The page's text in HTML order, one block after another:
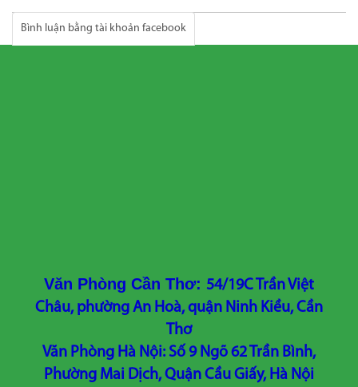
Bình luận bằng tài khoản facebook
Văn Phòng Cần Thơ: 54/19C Trần Việt
Châu, phường An Hoà, quận Ninh Kiều, Cần
Thơ
Văn Phòng Hà Nội: Số 9 Ngõ 62 Trần Bình,
Phường Mai Dịch, Quận Cầu Giấy, Hà Nội